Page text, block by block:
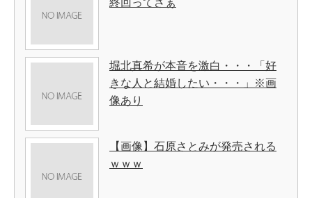
終回ってさぁ
堀北真希が本音を激白・・・「好
きな人と結婚したい・・・」※画
像あり
【画像】石原さとみが発売される
ｗｗｗ